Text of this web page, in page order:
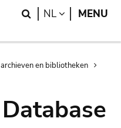
Search
NL LANGUAGE
MENU
en bibliotheken